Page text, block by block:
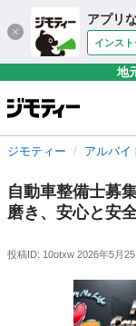
アプリ
インス
地
ジモティー アルバイ
自動車整備士募
磨き、安心と安
投稿ID: 10otxw 2026年5月